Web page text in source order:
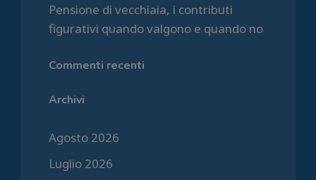
Pensione di vecchiaia, i contributi
figurativi quando valgono e quando no
Commenti recenti
Archivi
Agosto 2026
Luglio 2026